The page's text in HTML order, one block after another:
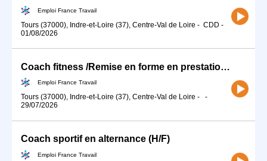
Emploi France Travail
Tours (37000), Indre-et-Loire (37), Centre-Val de Loire - CDD -
01/08/2026
Coach fitness /Remise en forme en prestation (H/F)
Emploi France Travail
Tours (37000), Indre-et-Loire (37), Centre-Val de Loire -
-
29/07/2026
Coach sportif en alternance (H/F)
Emploi France Travail